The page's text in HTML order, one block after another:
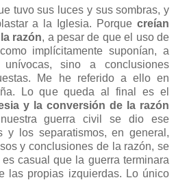
tuvo sus luces y sus sombras, y
a la Iglesia. Porque creían
razón, a pesar de que el uso de
implícitamente suponían, a
sino a conclusiones
Me he referido a ello en
Lo que queda al final es el
y la conversión de la razón
guerra civil se dio ese
y los separatismos, en general,
y conclusiones de la razón, se
casual que la guerra terminara
las propias izquierdas. Lo único